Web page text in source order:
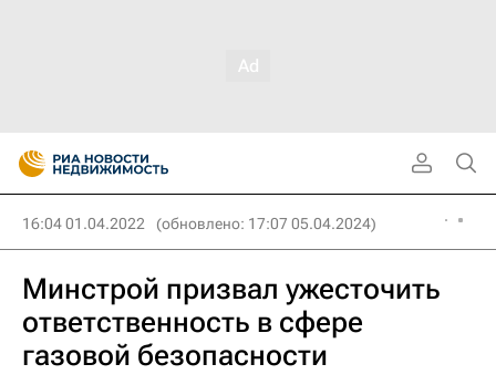
16:04 01.04.2022 (обновлено: 17:07 05.04.2024)
Минстрой призвал ужесточить
ответственность в сфере
газовой безопасности